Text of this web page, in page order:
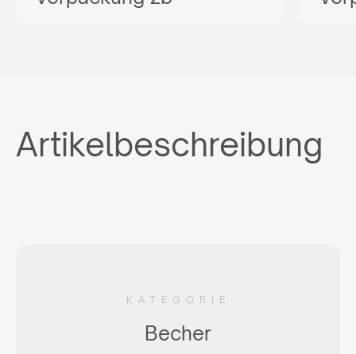
Artikelbeschreibung
KATEGORIE
Becher